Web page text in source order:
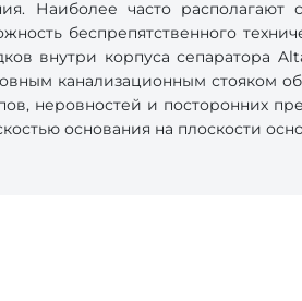
Наиболее часто
беспрепятственного
внутри корпуса сепаратора
канализационным стояком
неровностей и посторонних
основания на плоскости